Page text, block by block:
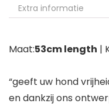
Extra informatie
Maat:53cm length |
“geeft uw hond
en dankzij ons